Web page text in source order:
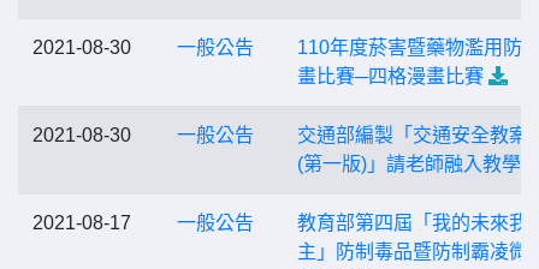
2021-08-30 一般公告
110年度菸害暨藥物濫用防
畫比賽─四格漫畫比賽
2021-08-30 一般公告
交通部編製「交通安全教案
(第一版)」請老師融入教學
2021-08-17 一般公告
教育部第四屆「我的未來我
主」防制毒品暨防制霸凌微